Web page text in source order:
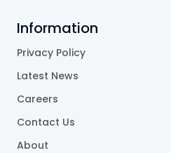
Information
Privacy Policy
Latest News
Careers
Contact Us
About